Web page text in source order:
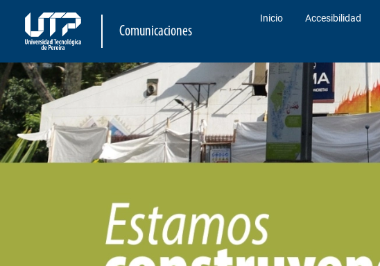
Comunicaciones
Inicio Accesibilidad